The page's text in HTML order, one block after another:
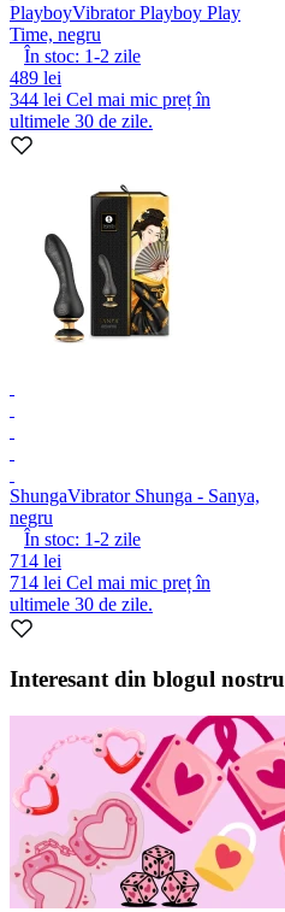
PlayboyVibrator Playboy Play
Time, negru
În stoc: 1-2 zile
489 lei
344 lei Cel mai mic preț în
ultimele 30 de zile.
ShungaVibrator Shunga - Sanya,
negru
În stoc: 1-2 zile
714 lei
714 lei Cel mai mic preț în
ultimele 30 de zile.
Interesant din blogul nostru